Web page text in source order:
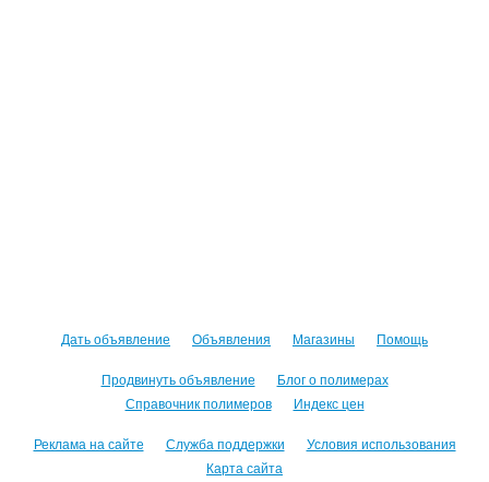
Дать объявление Объявления Магазины Помощь
Продвинуть объявление
Блог о полимерах
Справочник полимеров
Индекс цен
Реклама на сайте Служба поддержки
Условия использования
Карта сайта